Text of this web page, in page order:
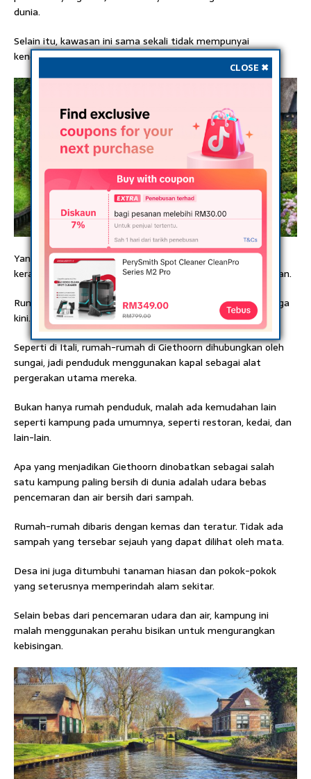
dunia.
Selain itu, kawasan ini sama sekali tidak mempunyai
kenderaan, kilang, atau asap rokok di sini.
Yang menariknya, wajah Giethoorn kelihatan lebih cantik
kerana tidak ada sampah sama sekali bertaburan di halaman.
Rumah ladang jerami abad kelapan belas masih wujud hingga
kini.
Seperti di Itali, rumah-rumah di Giethoorn dihubungkan oleh
sungai, jadi penduduk menggunakan kapal sebagai alat
pergerakan utama mereka.
Bukan hanya rumah penduduk, malah ada kemudahan lain
seperti kampung pada umumnya, seperti restoran, kedai, dan
lain-lain.
Apa yang menjadikan Giethoorn dinobatkan sebagai salah
satu kampung paling bersih di dunia adalah udara bebas
pencemaran dan air bersih dari sampah.
Rumah-rumah dibaris dengan kemas dan teratur. Tidak ada
sampah yang tersebar sejauh yang dapat dilihat oleh mata.
Desa ini juga ditumbuhi tanaman hiasan dan pokok-pokok
yang seterusnya memperindah alam sekitar.
Selain bebas dari pencemaran udara dan air, kampung ini
malah menggunakan perahu bisikan untuk mengurangkan
kebisingan.
CLOSE ✖